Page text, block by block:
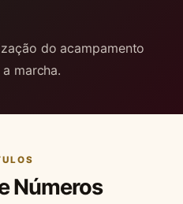
do acampamento
marcha.
Números